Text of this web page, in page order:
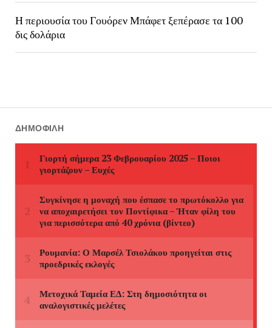
Η περιουσία του Γουόρεν Μπάφετ ξεπέρασε τα 100
δις δολάρια
ΔΗΜΟΦΙΛΉ